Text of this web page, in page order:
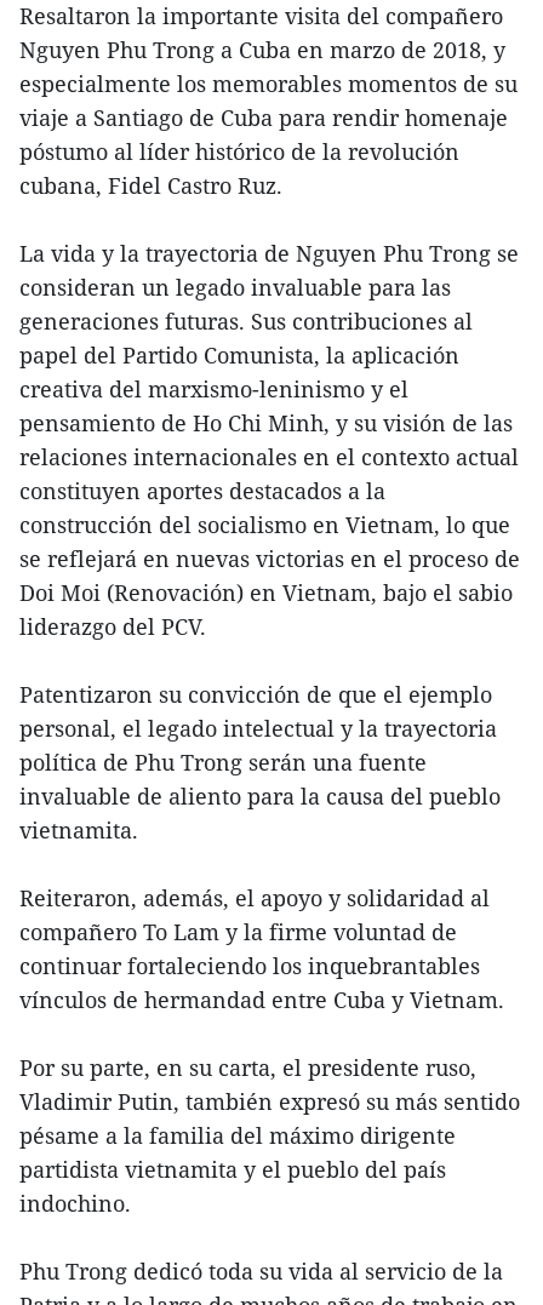
Resaltaron la importante visita del compañero
Nguyen Phu Trong a Cuba en marzo de 2018, y
especialmente los memorables momentos de su
viaje a Santiago de Cuba para rendir homenaje
póstumo al líder histórico de la revolución
cubana, Fidel Castro Ruz.
La vida y la trayectoria de Nguyen Phu Trong se
consideran un legado invaluable para las
generaciones futuras. Sus contribuciones al
papel del Partido Comunista, la aplicación
creativa del marxismo-leninismo y el
pensamiento de Ho Chi Minh, y su visión de las
relaciones internacionales en el contexto actual
constituyen aportes destacados a la
construcción del socialismo en Vietnam, lo que
se reflejará en nuevas victorias en el proceso de
Doi Moi (Renovación) en Vietnam, bajo el sabio
liderazgo del PCV.
Patentizaron su convicción de que el ejemplo
personal, el legado intelectual y la trayectoria
política de Phu Trong serán una fuente
invaluable de aliento para la causa del pueblo
vietnamita.
Reiteraron, además, el apoyo y solidaridad al
compañero To Lam y la firme voluntad de
continuar fortaleciendo los inquebrantables
vínculos de hermandad entre Cuba y Vietnam.
Por su parte, en su carta, el presidente ruso,
Vladimir Putin, también expresó su más sentido
pésame a la familia del máximo dirigente
partidista vietnamita y el pueblo del país
indochino.
Phu Trong dedicó toda su vida al servicio de la